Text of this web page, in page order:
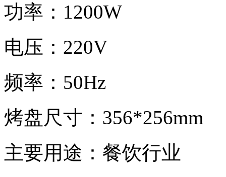
功率：1200W
电压：220V
频率：50Hz
烤盘尺寸：356*256mm
主要用途：餐饮行业